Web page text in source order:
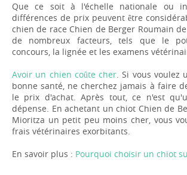
Que ce soit à l'échelle nationale ou
différences de prix peuvent être
chien de race Chien de Berger Roumain
de nombreux facteurs, tels que le
concours, la lignée et les examens
Avoir un chien coûte cher. Si vous voulez
bonne santé, ne cherchez jamais à faire
le prix d'achat. Après tout, ce n'est
dépense. En achetant un chiot Chien de
Mioritza un petit peu moins cher, vous
frais vétérinaires exorbitants.
En savoir plus : Pourquoi choisir un chiot